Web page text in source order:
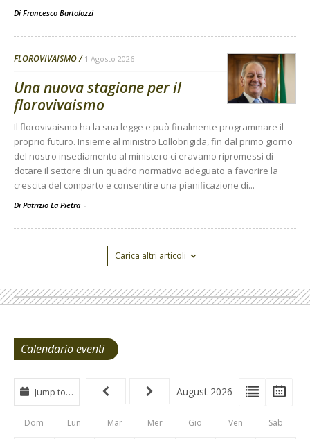
Di Francesco Bartolozzi
FLOROVIVAISMO 1 Agosto 2026
Una nuova stagione per il
florovivaismo
Il florovivaismo ha la sua legge e può finalmente programmare il
proprio futuro. Insieme al ministro Lollobrigida, fin dal primo giorno
del nostro insediamento al ministero ci eravamo ripromessi di
dotare il settore di un quadro normativo adeguato a favorire la
crescita del comparto e consentire una pianificazione di...
Di Patrizio La Pietra -
Carica altri articoli
Calendario eventi
View
Type
Tabs
View
List
Jump to… August 2026
Dom Lun Mar Mer Gio Ven Sab